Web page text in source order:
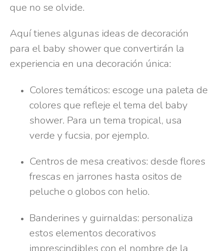
que no se olvide.
Aquí tienes algunas ideas de decoración
para el baby shower que convertirán la
experiencia en una decoración única:
Colores temáticos: escoge una paleta de
colores que refleje el tema del baby
shower. Para un tema tropical, usa
verde y fucsia, por ejemplo.
Centros de mesa creativos: desde flores
frescas en jarrones hasta ositos de
peluche o globos con helio.
Banderines y guirnaldas: personaliza
estos elementos decorativos
imprescindibles con el nombre de la